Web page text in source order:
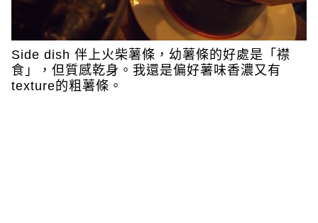
Side dish 伴上火柴薯條，幼薯條的好處是「襟
食」，但質感乾身。我還是偏好薯味香濃又有
texture的粗薯條。